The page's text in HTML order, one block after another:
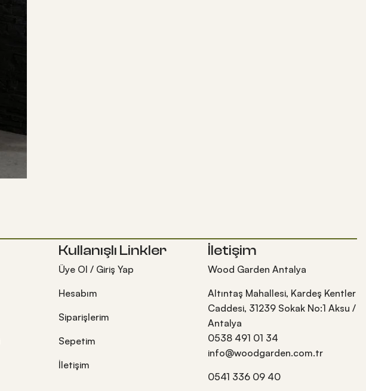
Kullanışlı Linkler
Üye Ol / Giriş Yap
Hesabım
Siparişlerim
Sepetim
İletişim
İletişim
Wood Garden Antalya
Altıntaş Mahallesi, Kardeş Kentler
Caddesi, 31239 Sokak No:1 Aksu /
Antalya
0538 491 01 34
info@woodgarden.com.tr
0541 336 09 40